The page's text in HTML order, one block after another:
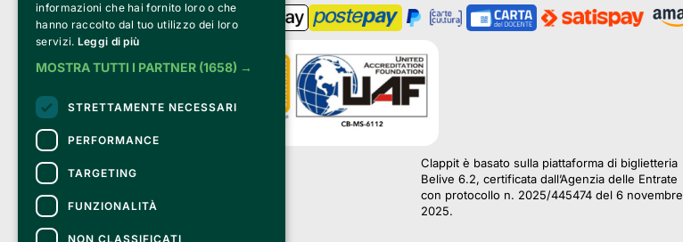
Bemils Srl
Via Fosse Ardeatine, 4 -20092 Cinisello
Clappit è basato sulla piattaforma di biglietteria
Belive 6.2, certificata dall’Agenzia delle Entrate
con protocollo n. 2025/445474 del 6 novembre
2025.
informazioni che hai fornito loro o che
hanno raccolto dal tuo utilizzo dei loro
servizi. Leggi di più
MOSTRA TUTTI I PARTNER (1658) →
STRETTAMENTE NECESSARI
PERFORMANCE
TARGETING
FUNZIONALITÀ
NON CLASSIFICATI